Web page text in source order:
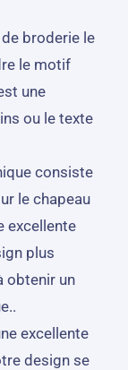
broderie le
le motif
une
ou le texte
consiste
le chapeau
excellente
plus
obtenir un
excellente
design se